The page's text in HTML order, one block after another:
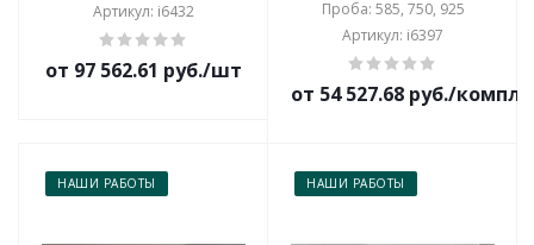
Артикул: i6432
от 97 562.61 руб./шт
Проба: 585, 750, 925
Артикул: i6397
от 54 527.68 руб./
НАШИ РАБОТЫ НАШИ РАБОТЫ